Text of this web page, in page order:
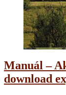
Manuál –
download